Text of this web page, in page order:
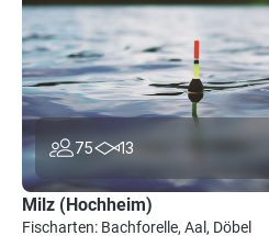
75 13
Milz (Hochheim)
Fischarten: Bachforelle, Aal, Döbel